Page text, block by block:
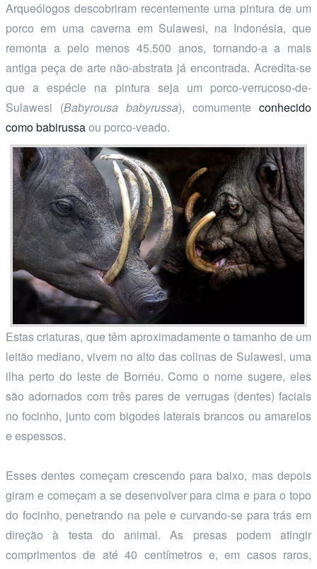
Arqueólogos descobriram recentemente uma pintura de um
porco em uma caverna em Sulawesi, na Indonésia, que
remonta a pelo menos 45.500 anos, tornando-a a mais
antiga peça de arte não-abstrata já encontrada. Acredita-se
que a espécie na pintura seja um porco-verrucoso-de-
Sulawesi (Babyrousa babyrussa), comumente conhecido
como babirussaou porco-veado.
Estas criaturas, que têm aproximadamente o tamanho de um
leitão mediano, vivem no alto das colinas de Sulawesi, uma
ilha perto do leste de Bornéu. Como o nome sugere, eles
são adornados com três pares de verrugas (dentes) faciais
no focinho, junto com bigodes laterais brancos ou amarelos
e espessos.
Esses dentes começam crescendo para baixo, mas depois
giram e começam a se desenvolver para cima e para o topo
do focinho, penetrando na pele e curvando-se para trás em
direção à testa do animal. As presas podem atingir
comprimentos de até 40 centímetros e, em casos raros,